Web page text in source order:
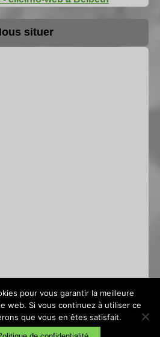
situer
pour vous garantir la meilleure
web. Si vous continuez à utiliser ce
que vous en êtes satisfait.